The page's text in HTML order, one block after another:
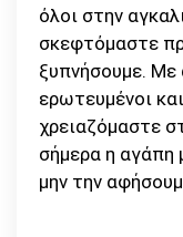
όλοι στην
σκεφτόμαστε
ξυπνήσουμε. Με
ερωτευμένοι
χρειαζόμαστε
σήμερα η αγάπη
μην την